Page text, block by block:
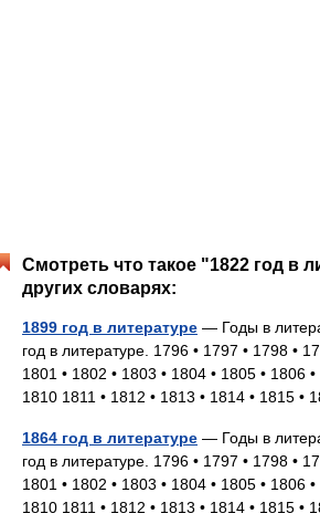
Смотреть что такое "1822 год в
других словарях:
1899 год в литературе — Годы в
год в литературе. 1796 • 1797 • 1798 •
1801 • 1802 • 1803 • 1804 • 1805 • 1806
1810 1811 • 1812 • 1813 • 1814 • 1815
1864 год в литературе — Годы в
год в литературе. 1796 • 1797 • 1798 •
1801 • 1802 • 1803 • 1804 • 1805 • 1806
1810 1811 • 1812 • 1813 • 1814 • 1815